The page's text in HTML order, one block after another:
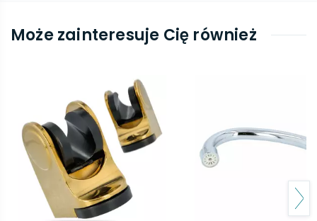
Może zainteresuje Cię również